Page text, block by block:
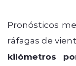
Pronósticos
ráfagas de
kilómetros